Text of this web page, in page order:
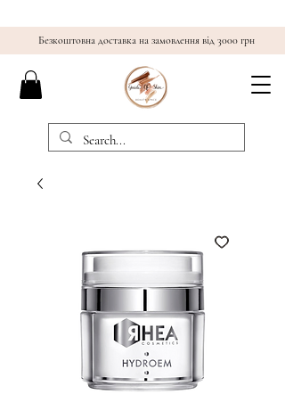
Безкоштовна доставка на замовлення від 3000 грн